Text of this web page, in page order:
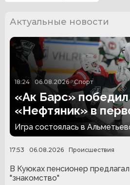
Актуальные новости
18:24 06.08.2026 Спорт
«Ак Барс» победил
«Нефтяник» в
сезона
Игра состоялась в
17:53 06.08.2026 Происшествия
В Куюках пенсионер
"знакомство"